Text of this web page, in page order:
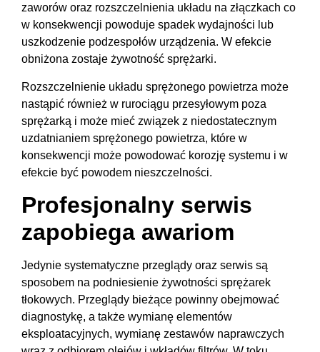
zaworów oraz rozszczelnienia układu na złączkach co
w konsekwencji powoduje spadek wydajności lub
uszkodzenie podzespołów urządzenia. W efekcie
obniżona zostaje żywotność sprężarki.
Rozszczelnienie układu sprężonego powietrza może
nastąpić również w rurociągu przesyłowym poza
sprężarką i może mieć związek z niedostatecznym
uzdatnianiem sprężonego powietrza, które w
konsekwencji może powodować korozję systemu i w
efekcie być powodem nieszczelności.
Profesjonalny serwis
zapobiega awariom
Jedynie systematyczne przeglądy oraz serwis są
sposobem na podniesienie żywotności sprężarek
tłokowych. Przeglądy bieżące powinny obejmować
diagnostykę, a także wymianę elementów
eksploatacyjnych, wymianę zestawów naprawczych